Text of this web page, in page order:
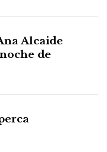
Alcaide
de